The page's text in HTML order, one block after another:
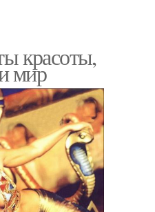
красоты,
мир